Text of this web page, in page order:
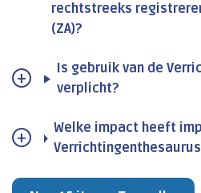
rechtstreeks
(ZA)?
Is gebruik van de
verplicht?
Welke impact heeft